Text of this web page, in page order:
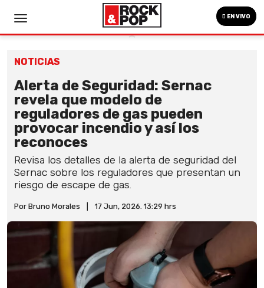
EN VIVO
NOTICIAS
Alerta de Seguridad: Sernac
revela que modelo de
reguladores de gas pueden
provocar incendio y así los
reconoces
Revisa los detalles de la alerta de seguridad del
Sernac sobre los reguladores que presentan un
riesgo de escape de gas.
Por Bruno Morales 17 Jun, 2026. 13:29 hrs